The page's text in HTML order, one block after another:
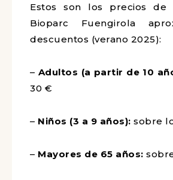
Estos son los precios de
Bioparc Fuengirola
descuentos (verano 2025):
– Adultos (a partir de 10
30 €
– Niños (3 a 9 años): sobre
– Mayores de 65 años: